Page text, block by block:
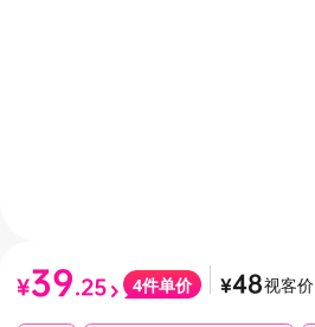
¥39.25 4件单价 ¥48视客价